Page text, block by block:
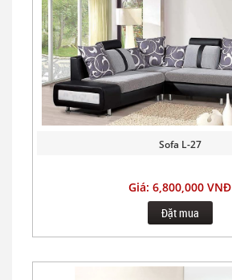
Sofa L-27
Giá: 6,800,000 VNĐ
Đặt mua